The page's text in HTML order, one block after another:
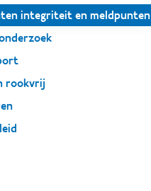
integriteit en meldpunten
rookvrij